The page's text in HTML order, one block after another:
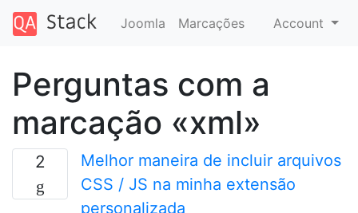
Joomla Marcações Account
Perguntas com a
marcação «xml»
2
Melhor maneira de incluir arquivos
CSS / JS na minha extensão
personalizada